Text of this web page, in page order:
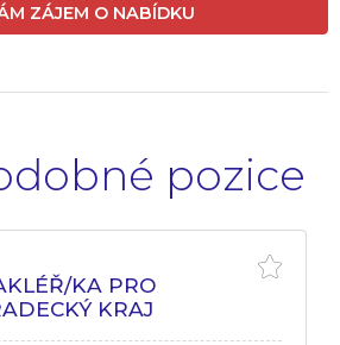
ZÁJEM O NABÍDKU
pozice
KA PRO
KRAJ